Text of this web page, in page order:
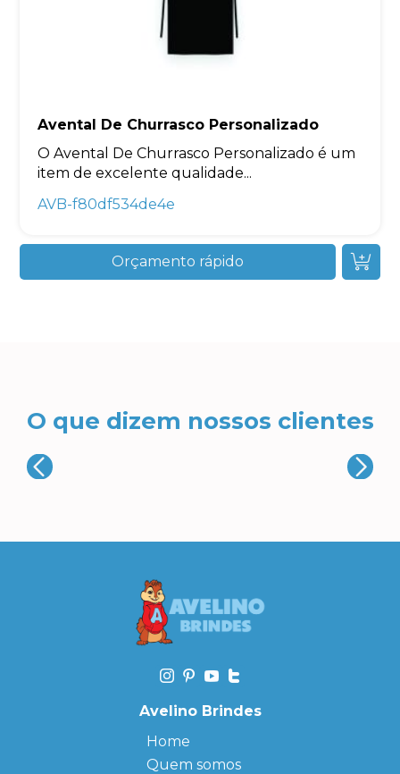
Avental De Churrasco Personalizado
O Avental De Churrasco Personalizado é um
item de excelente qualidade...
AVB-f80df534de4e
Orçamento rápido
O que dizem nossos clientes
Avelino Brindes
Home
Quem somos